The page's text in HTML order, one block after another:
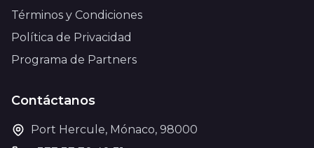
Términos y Condiciones
Política de Privacidad
Programa de Partners
Contáctanos
Port Hercule, Mónaco, 98000